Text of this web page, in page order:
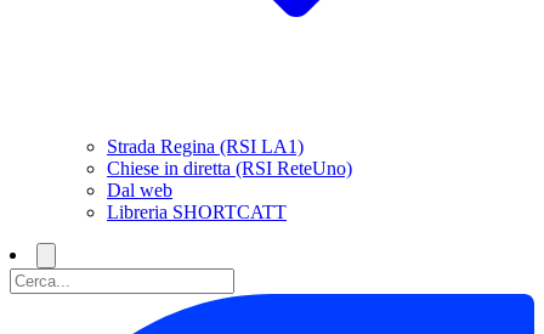
Strada Regina (RSI LA1)
Chiese in diretta (RSI ReteUno)
Dal web
Libreria SHORTCATT